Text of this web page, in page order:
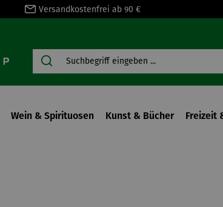
Versandkostenfrei ab 90 €
Wein & Spirituosen Kunst & Bücher Freizeit